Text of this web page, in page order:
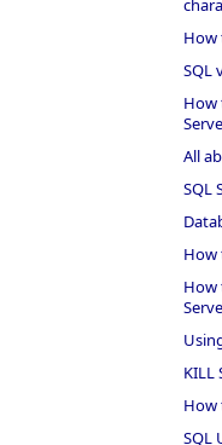
How
SQL
How
All
SQL
How
How
KILL
How
SQL